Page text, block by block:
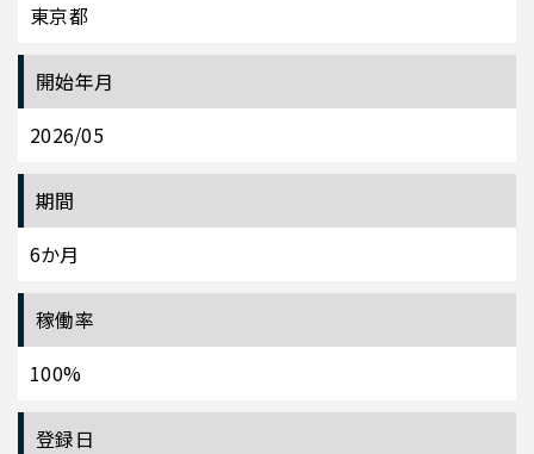
東京都
開始年月
2026/05
期間
6か月
稼働率
100%
登録日